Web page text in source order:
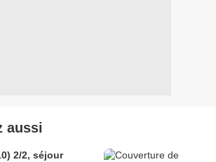
aussi
2/2, séjour